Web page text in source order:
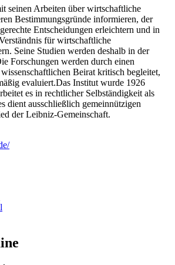
seinen Arbeiten über wirtschaftliche
Bestimmungsgründe informieren, der
Entscheidungen erleichtern und in
für wirtschaftliche
Seine Studien werden deshalb in der
Forschungen werden durch einen
Beirat kritisch begleitet,
evaluiert.Das Institut wurde 1926
es in rechtlicher Selbständigkeit als
dient ausschließlich gemeinnützigen
der Leibniz-Gemeinschaft.